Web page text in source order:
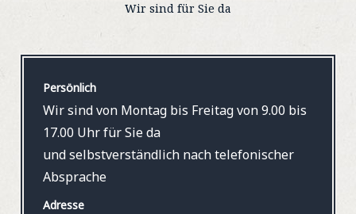
Wir sind für Sie da
Persönlich
Wir sind von Montag bis Freitag von 9.00 bis
17.00 Uhr für Sie da
und selbstverständlich nach telefonischer
Absprache
Adresse